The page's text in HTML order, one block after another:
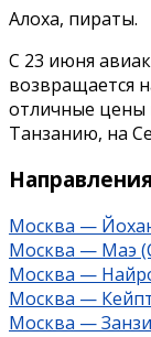
Алоха, пираты.
С 23 июня
возвращается
отличные
Танзанию, на
Направления
Москва —
Москва — Маэ
Москва —
Москва —
Москва —